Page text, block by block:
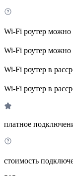
Wi-Fi роутер можно
Wi-Fi роутер можно
Wi-Fi роутер в
Wi-Fi роутер в
платное
стоимость